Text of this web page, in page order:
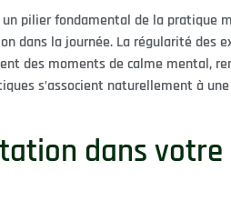
pilier fondamental de la pratique
dans la journée. La régularité des
des moments de calme mental,
s’associent naturellement à
dans